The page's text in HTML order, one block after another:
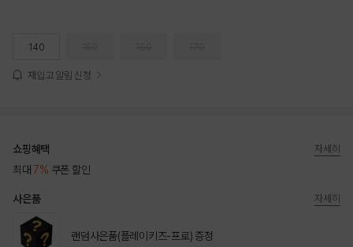
140
재입고 알림 신청
쇼핑혜택
최대 7% 쿠폰 할인
자세히
사은품
랜덤사은품(플레이키즈-프로) 증정
자세히